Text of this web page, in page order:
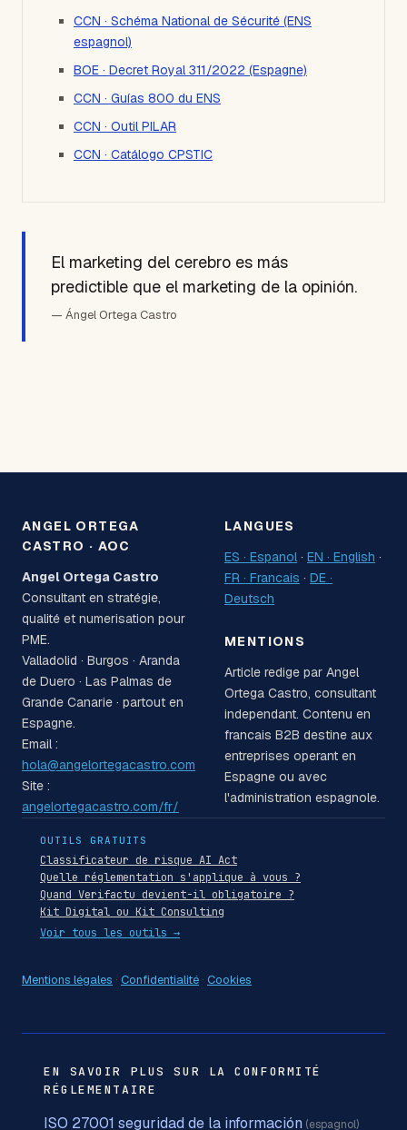
CCN · Schéma National de Sécurité (ENS
espagnol)
BOE · Decret Royal 311/2022 (Espagne)
CCN · Guías 800 du ENS
CCN · Outil PILAR
CCN · Catálogo CPSTIC
El marketing del cerebro es más
predictible que el marketing de la opinión.
— Ángel Ortega Castro
ANGEL ORTEGA
CASTRO · AOC
Angel Ortega Castro
Consultant en stratégie,
qualité et numerisation pour
PME.
Valladolid · Burgos · Aranda
de Duero · Las Palmas de
Grande Canarie · partout en
Espagne.
Email :
hola@angelortegacastro.com
Site :
angelortegacastro.com/fr/
LANGUES
ES · Espanol · EN · English ·
FR · Francais · DE ·
Deutsch
MENTIONS
Article redige par Angel
Ortega Castro, consultant
independant. Contenu en
francais B2B destine aux
entreprises operant en
Espagne ou avec
l'administration espagnole.
OUTILS GRATUITS
Classificateur de risque AI Act
Quelle réglementation s'applique à vous ?
Quand Verifactu devient-il obligatoire ?
Kit Digital ou Kit Consulting
Voir tous les outils →
Mentions légales · Confidentialité · Cookies
EN SAVOIR PLUS SUR LA CONFORMITÉ
RÉGLEMENTAIRE
ISO 27001 seguridad de la información (espagnol)